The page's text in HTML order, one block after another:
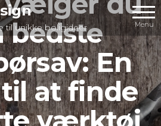
til unikke boligideer Menu
bedste
En
at finde